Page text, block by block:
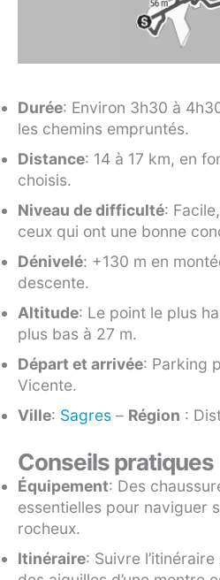
Durée: Environ 3h30 à
les chemins empruntés.
Distance: 14 à 17 km, en
choisis.
Niveau de difficulté:
ceux qui ont une bonne
Dénivelé: +130 m en
descente.
Altitude: Le point le plus
plus bas à 27 m.
Départ et arrivée: Parking
Vicente.
Ville: Sagres – Région :
Conseils pratiques
Équipement: Des
essentielles pour naviguer
rocheux.
Itinéraire: Suivre